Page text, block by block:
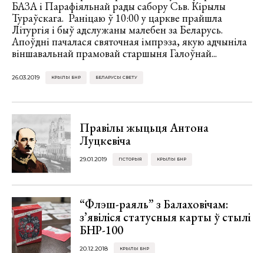
БАЗА і Парафіяльнай рады сабору Сьв. Кірылы
Тураўскага. Раніцаю ў 10:00 у царкве прайшла
Літургія і быў адслужаны малебен за Беларусь.
Апоўдні пачалася святочная імпрэза, якую адчыніла
віншавальнай прамовай старшыня Галоўнай...
26.03.2019 КРЫЛЫ БНР БЕЛАРУСЫ СВЕТУ
Правілы жыцьця Антона
Луцкевіча
29.01.2019 ГІСТОРЫЯ КРЫЛЫ БНР
“Флэш-раяль” з Балаховічам:
з’явіліся статусныя карты ў стылі
БНР-100
20.12.2018 КРЫЛЫ БНР